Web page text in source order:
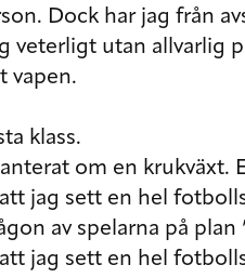
Dock har jag från
veterligt utan allvarlig
vapen.
klass.
om en krukväxt.
jag sett en hel
av spelarna på plan
jag sett en hel